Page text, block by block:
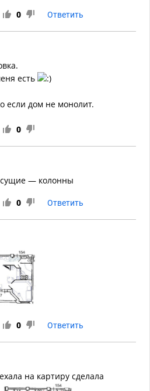
0 Ответить
есть
если дом не монолит.
0
— колонны
0 Ответить
0 Ответить
на картиру сделала